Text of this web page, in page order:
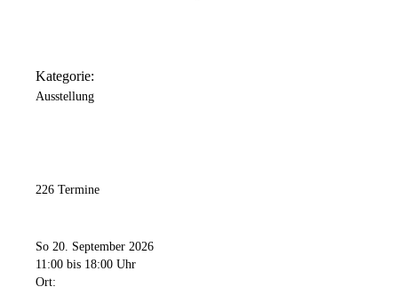
Kategorie:
Ausstellung
226 Termine
So 20. September 2026
11:00 bis 18:00 Uhr
Ort: